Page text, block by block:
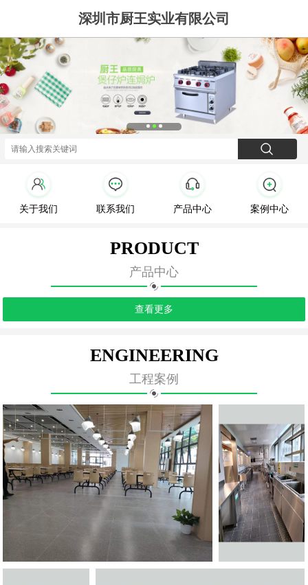
深圳市厨王实业有限公司
关于我们 联系我们 产品中心 案例中心
PRODUCT
产品中心
查看更多
ENGINEERING
工程案例